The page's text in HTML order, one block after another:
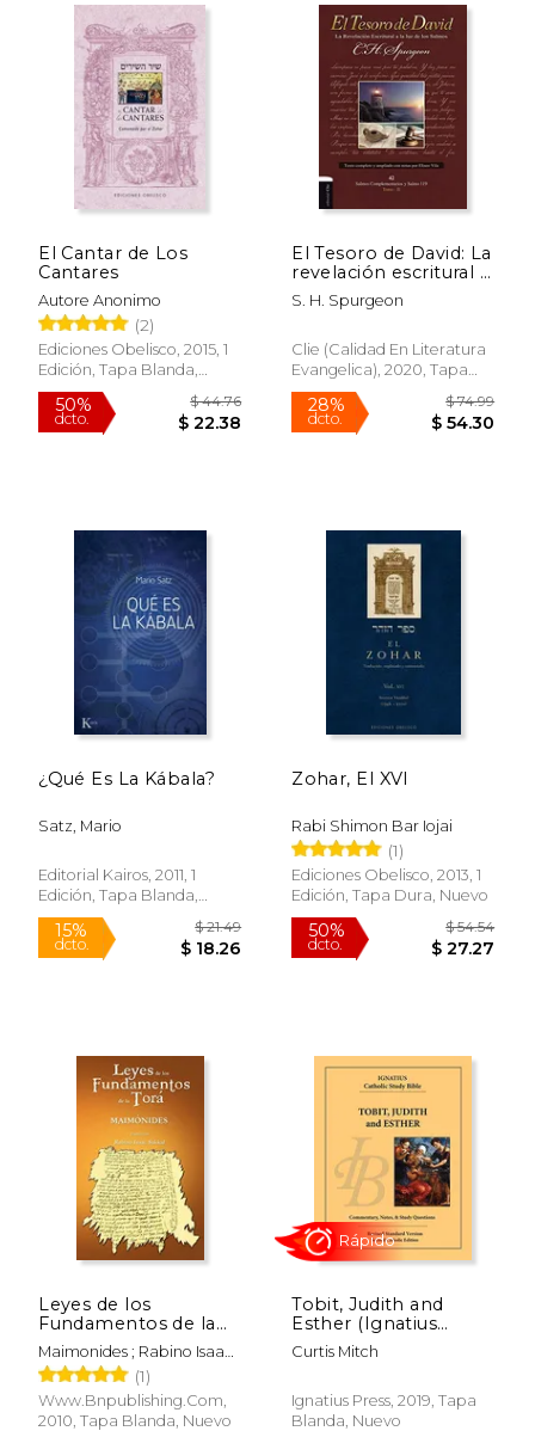
El Cantar de Los
Cantares
Autore Anonimo
(2)
Ediciones Obelisco, 2015, 1
Edición, Tapa Blanda,
Nuevo
50%
dcto.
El Tesoro de David: La
revelación escritural a
la luz de los Salmos.
Tomo II
S. H. Spurgeon
Clie (Calidad En Literatura
Evangelica), 2020, Tapa
Dura, Nuevo
28%
dcto.
¿Qué Es La Kábala?
Satz, Mario
Editorial Kairos, 2011, 1
Edición, Tapa Blanda,
Nuevo
Zohar, El XVI
Rabi Shimon Bar Iojai
(1)
Ediciones Obelisco, 2013, 1
Edición, Tapa Dura, Nuevo
Leyes de los
Fundamentos de la
Tora
Maimonides ; Rabino Isaac
Sakkal, Isaac Sakkal ;
Rabino Isaac Sakkal
(1)
Www.bnpublishing.com,
2010, Tapa Blanda, Nuevo
Tobit, Judith and
Esther (Ignatius
Catholic Study Bible)
(en Inglés)
Curtis Mitch
Ignatius Press, 2019, Tapa
Blanda, Nuevo